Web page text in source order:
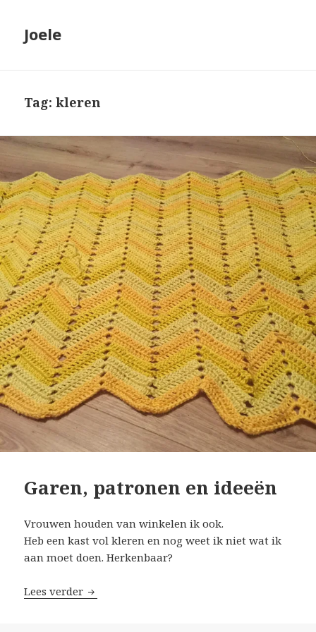
Joele
Tag: kleren
Garen, patronen en ideeën
Vrouwen houden van winkelen ik ook.
Heb een kast vol kleren en nog weet ik niet wat ik
aan moet doen. Herkenbaar?
Lees verder Garen, patronen en ideeën